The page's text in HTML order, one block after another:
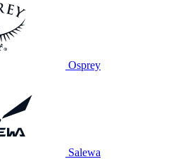
Osprey
Salewa